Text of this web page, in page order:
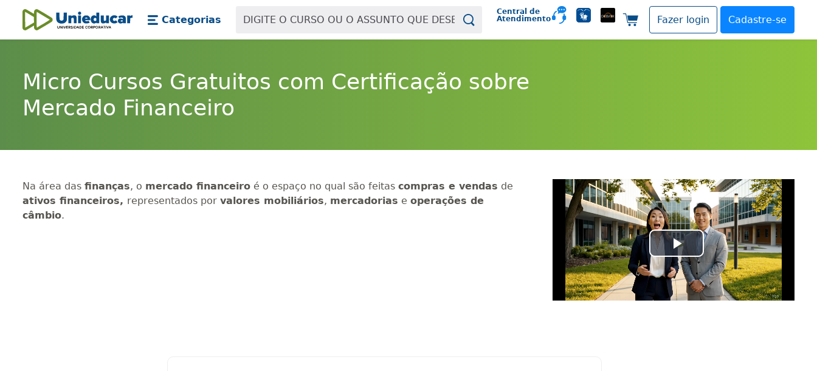
Skip main navigation
Skip to main content
Unieducar
Categorias
Central de
Atendimento
Carrinho de compras
Fazer login Cadastre-se
Micro Cursos Gratuitos com Certificação sobre
Mercado Financeiro
Na área das finanças, o mercado financeiro é o espaço no qual são feitas compras e vendas de
ativos financeiros, representados por valores mobiliários, mercadorias e operações de
câmbio.
Play
Video